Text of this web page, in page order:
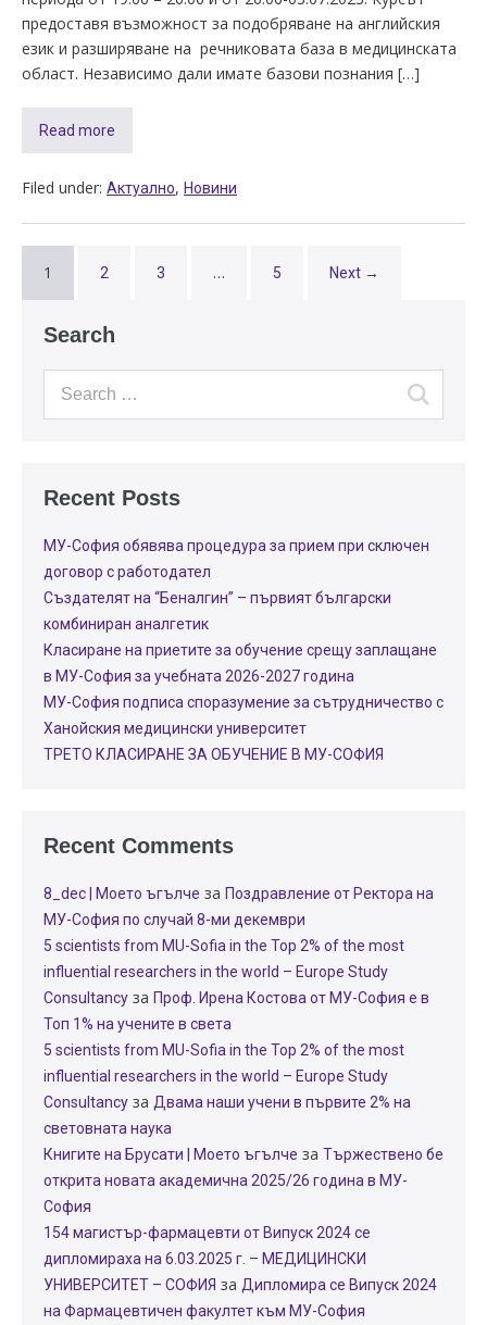
предоставя възможност за подобряване на английския
език и разширяване на речниковата база в медицинската
област. Независимо дали имате базови познания […]
Read more
Filed under: Актуално, Новини
1 2 3 … 5 Next →
Search
Recent Posts
МУ-София обявява процедура за прием при сключен
договор с работодател
Създателят на “Беналгин” – първият български
комбиниран аналгетик
Класиране на приетите за обучение срещу заплащане
в МУ-София за учебната 2026-2027 година
МУ-София подписа споразумение за сътрудничество с
Ханойския медицински университет
ТРЕТО КЛАСИРАНЕ ЗА ОБУЧЕНИЕ В МУ-СОФИЯ
Recent Comments
8_dec | Моето ъгълче за Поздравление от Ректора на
МУ-София по случай 8-ми декември
5 scientists from MU-Sofia in the Top 2% of the most
influential researchers in the world – Europe Study
Consultancy за Проф. Ирена Костова от МУ-София е в
Топ 1% на учените в света
5 scientists from MU-Sofia in the Top 2% of the most
influential researchers in the world – Europe Study
Consultancy за Двама наши учени в първите 2% на
световната наука
Книгите на Брусати | Моето ъгълче за Тържествено бе
открита новата академична 2025/26 година в МУ-
София
154 магистър-фармацевти от Випуск 2024 се
дипломираха на 6.03.2025 г. – МЕДИЦИНСКИ
УНИВЕРСИТЕТ – СОФИЯ за Дипломира се Випуск 2024
на Фармацевтичен факултет към МУ-София